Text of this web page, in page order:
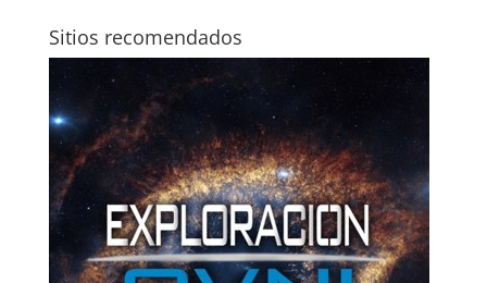
Sitios recomendados